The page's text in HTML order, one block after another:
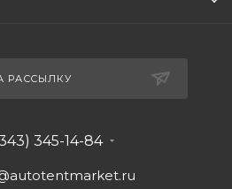
РАССЫЛКУ
345-14-84